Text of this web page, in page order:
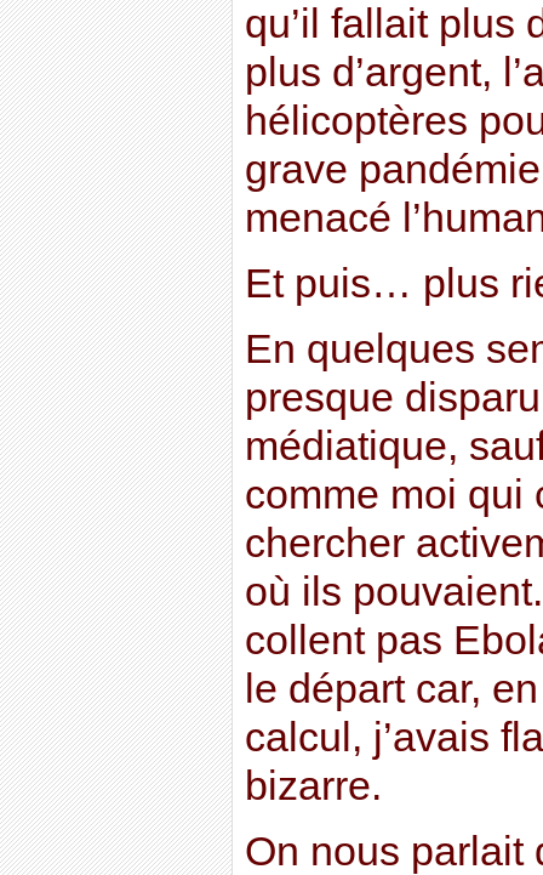
qu’il fallait plus
plus d’argent,
hélicoptères
grave
menacé
Et puis… plus
En quelques
presque
médiatique,
comme moi qui
chercher
où ils
collent pas
le départ car,
calcul, j’avais
bizarre.
On nous parlait